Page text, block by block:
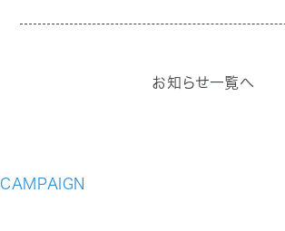
お知らせ一覧へ
CAMPAIGN